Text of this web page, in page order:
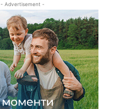
- Advertisement -